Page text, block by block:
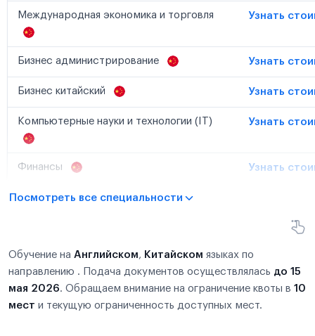
Международная экономика и торговля Узнать
Бизнес администрирование Узнать
Бизнес китайский Узнать
Компьютерные науки и технологии (IT) Узнать
Финансы Узнать
Посмотреть все специальности
Обучение на Английском, Китайском языках по
направлению . Подача документов осуществлялась до 15
мая 2026. Обращаем внимание на ограничение квоты в 10
мест и текущую ограниченность доступных мест.